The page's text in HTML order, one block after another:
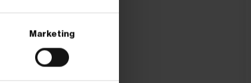
Marketing